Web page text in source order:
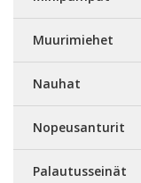
Muurimiehet
Nauhat
Nopeusanturit
Palautusseinät